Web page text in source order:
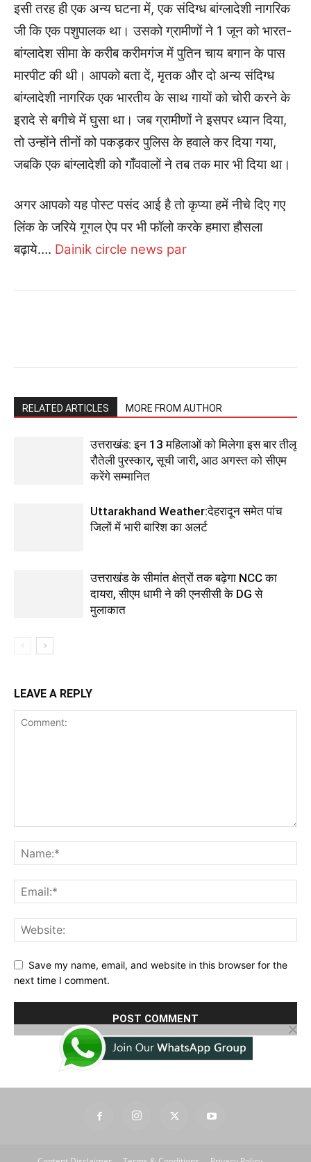
इसी तरह ही एक अन्य घटना में, एक संदिग्ध बांग्लादेशी नागरिक
जी कि एक पशुपालक था। उसको ग्रामीणों ने 1 जून को भारत-
बांग्लादेश सीमा के करीब करीमगंज में पुतिन चाय बगान के पास
मारपीट की थी। आपको बता दें, मृतक और दो अन्य संदिग्ध
बांग्लादेशी नागरिक एक भारतीय के साथ गायों को चोरी करने के
इरादे से बगीचे में घुसा था। जब ग्रामीणों ने इसपर ध्यान दिया,
तो उन्होंने तीनों को पकड़कर पुलिस के हवाले कर दिया गया,
जबकि एक बांग्लादेशी को गाँववालों ने तब तक मार भी दिया था।
अगर आपको यह पोस्ट पसंद आई है तो कृप्या हमें नीचे दिए गए
लिंक के जरिये गूगल ऐप पर भी फॉलो करके हमारा हौसला
बढ़ाये…. Dainik circle news par
RELATED ARTICLES MORE FROM AUTHOR
उत्तराखंड: इन 13 महिलाओं को मिलेगा इस बार तीलू
रौतेली पुरस्कार, सूची जारी, आठ अगस्त को सीएम
करेंगे सम्मानित
Uttarakhand Weather:देहरादून समेत पांच
जिलों में भारी बारिश का अलर्ट
उत्तराखंड के सीमांत क्षेत्रों तक बढ़ेगा NCC का
दायरा, सीएम धामी ने की एनसीसी के DG से
मुलाकात
LEAVE A REPLY
Save my name, email, and website in this browser for the
next time I comment.